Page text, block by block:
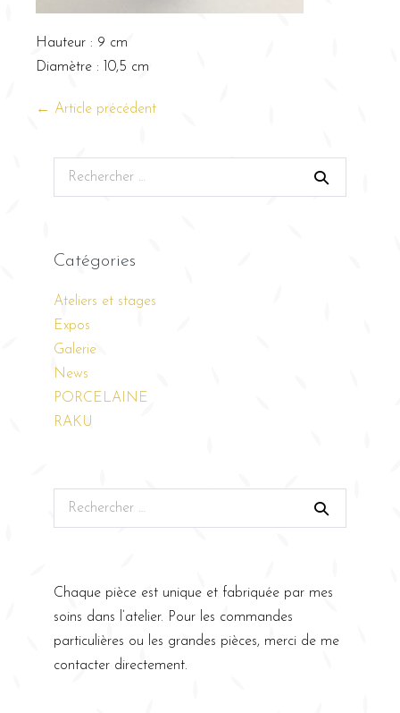
Hauteur : 9 cm
Diamètre : 10,5 cm
← Article précédent
Catégories
Ateliers et stages
Expos
Galerie
News
PORCELAINE
RAKU
Chaque pièce est unique et fabriquée par mes
soins dans l’atelier. Pour les commandes
particulières ou les grandes pièces, merci de me
contacter directement.